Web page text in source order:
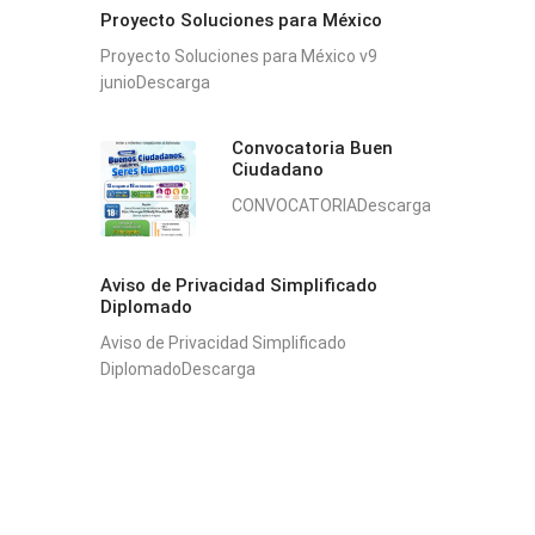
Proyecto Soluciones para México
Proyecto Soluciones para México v9
junioDescarga
Convocatoria Buen
Ciudadano
CONVOCATORIADescarga
Aviso de Privacidad Simplificado
Diplomado
Aviso de Privacidad Simplificado
DiplomadoDescarga